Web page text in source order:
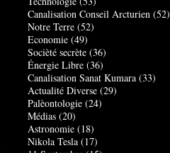
Canalisation Conseil Arcturien (52)
Notre Terre (52)
Economie (49)
Socièté secrète (36)
Énergie Libre (36)
Canalisation Sanat Kumara (33)
Actualité Diverse (29)
Palèontologie (24)
Médias (20)
Astronomie (18)
Nikola Tesla (17)